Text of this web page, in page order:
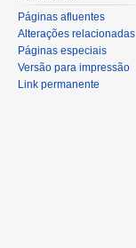
Páginas afluentes
Alterações relacionadas
Páginas especiais
Versão para impressão
Link permanente